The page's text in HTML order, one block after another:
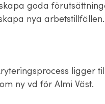
goda
nya arbetstillfällen.
ligger
ny vd för Almi Väst.